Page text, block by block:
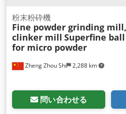
Zheng Zhou Shi 2,288 km
粉末粉砕機
Fine powder grinding mill,
clinker mill Superfine
for micro powder
問い合わせる